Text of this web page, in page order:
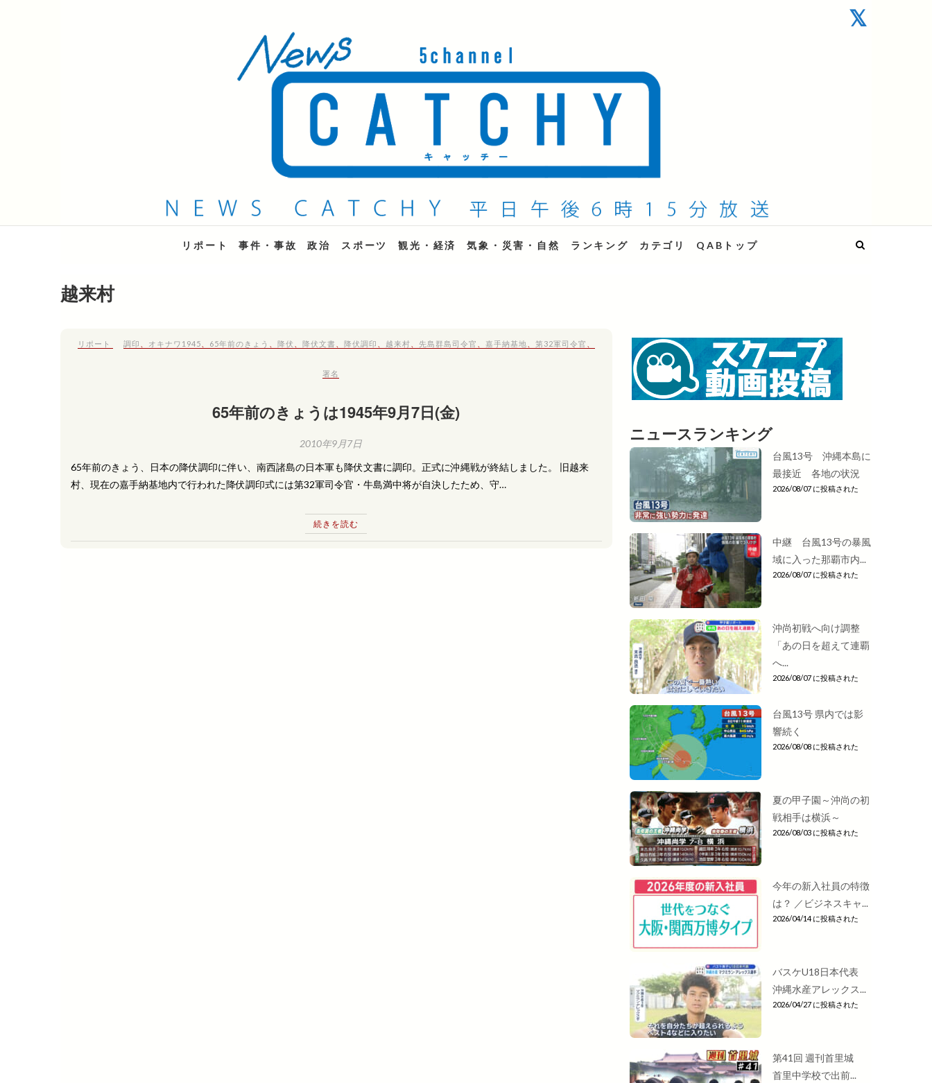
QAB NEWS Headline
キャッチー 月曜〜金曜 午後6時15分放送
リポート 事件・事故 政治 スポーツ 観光・経済 気象・災害・自然 ランキング カテゴリ QABトップ
越来村
リポート 調印 オキナワ1945 65年前のきょう 降伏 降伏文書 降伏調印 越来村 先島群島司令官 嘉手納基地 第32軍司令官
署名
65年前のきょうは1945年9月7日(金)
2010年9月7日
65年前のきょう、日本の降伏調印に伴い、南西諸島の日本軍も降伏文書に調印。正式に沖縄戦が終結しました。 旧越来
村、現在の嘉手納基地内で行われた降伏調印式には第32軍司令官・牛島満中将が自決したため、守…
続きを読む
ニュースランキング
台風13号 沖縄本島に
最接近 各地の状況
2026/08/07 に投稿された
中継 台風13号の暴風
域に入った那覇市内...
2026/08/07 に投稿された
沖尚初戦へ向け調整
「あの日を超えて連覇
へ...
2026/08/07 に投稿された
台風13号 県内では影
響続く
2026/08/08 に投稿された
夏の甲子園～沖尚の初
戦相手は横浜～
2026/08/03 に投稿された
今年の新入社員の特徴
は？ ／ビジネスキャ...
2026/04/14 に投稿された
バスケU18日本代表
沖縄水産アレックス...
2026/04/27 に投稿された
第41回 週刊首里城
首里中学校で出前...